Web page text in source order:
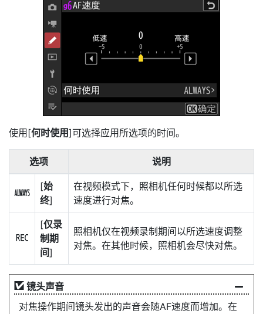
使用[何时使用]可选择应用所选项的时间。
选项 说明
D
[始
终]
在视频模式下，照相机任何时候都以所选
速度进行对焦。
E
[仅录
制期
间]
照相机仅在视频录制期间以所选速度调整
对焦。在其他时候，照相机会尽快对焦。
镜头声音
对焦操作期间镜头发出的声音会随AF速度而增加。在